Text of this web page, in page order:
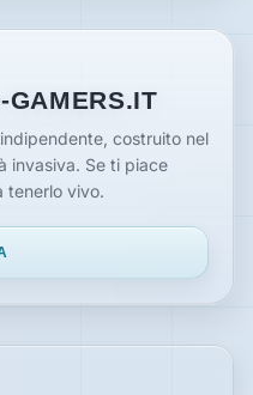
GAMERS.IT
costruito nel
invasiva. Se ti piace
tenerlo vivo.